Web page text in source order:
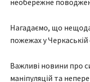
необережне
Нагадаємо, що
пожежах у
Важливі новини про
маніпуляцій та